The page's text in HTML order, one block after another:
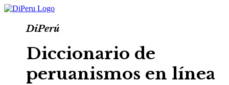
DiPerú
Diccionario de
peruanismos en línea